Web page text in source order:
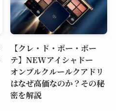
【クレ・ド・ポー・ボー
テ】NEWアイシャドー
オンブルクルールクアドリ
はなぜ高価なのか？その秘
密を解説